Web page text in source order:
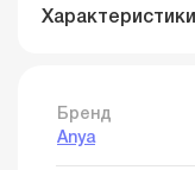
Характеристики
Бренд
Anya